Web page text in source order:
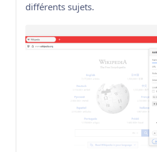
différents sujets.